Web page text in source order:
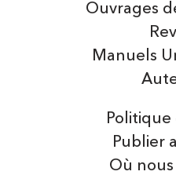
Manuels
Ouvrages
Publier
Où